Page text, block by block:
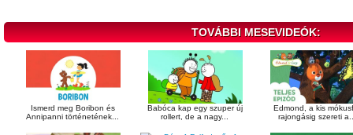
TOVÁBBI MESEVIDEÓK:
Ismerd meg Boribon és
Annipanni történetének...
Babóca kap egy szuper új
rollert, de a nagy...
Edmond, a kis
rajongásig szereti